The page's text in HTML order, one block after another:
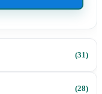
3131
2828